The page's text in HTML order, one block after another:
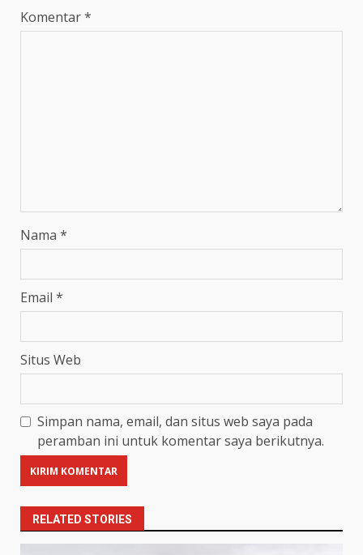
Komentar*
Nama *
Email *
Situs Web
Simpan nama, email, dan situs web saya pada
peramban ini untuk komentar saya berikutnya.
RELATED STORIES